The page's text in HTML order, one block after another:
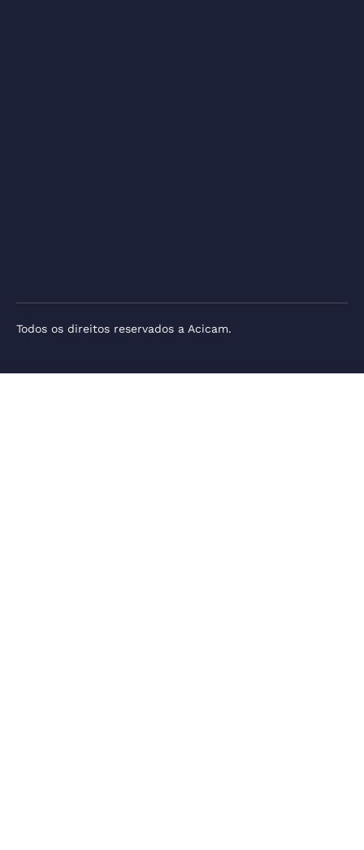
Todos os direitos reservados a Acicam.